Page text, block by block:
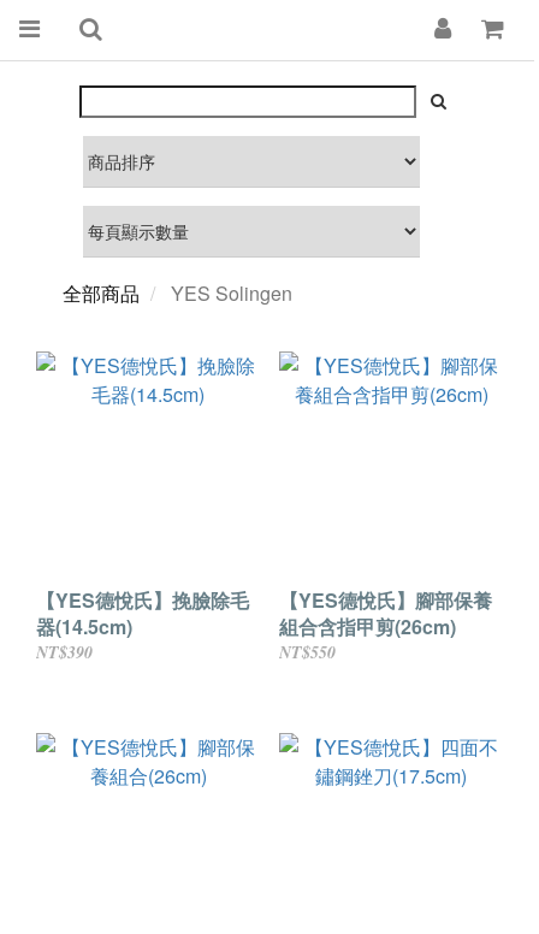
全部商品 YES Solingen
【YES德悅氏】挽臉除毛
器(14.5cm)
NT$390
【YES德悅氏】腳部保養
組合含指甲剪(26cm)
NT$550